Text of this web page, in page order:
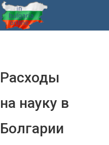
Расходы
на науку в
Болгарии